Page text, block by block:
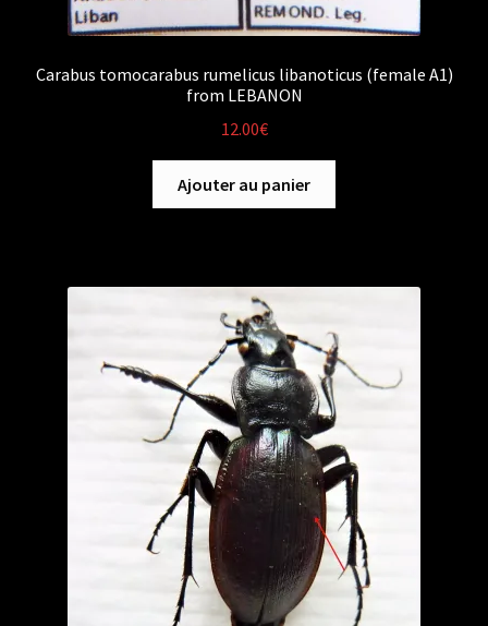
Carabus tomocarabus rumelicus libanoticus (female A1)
from LEBANON
12.00€
Ajouter au panier